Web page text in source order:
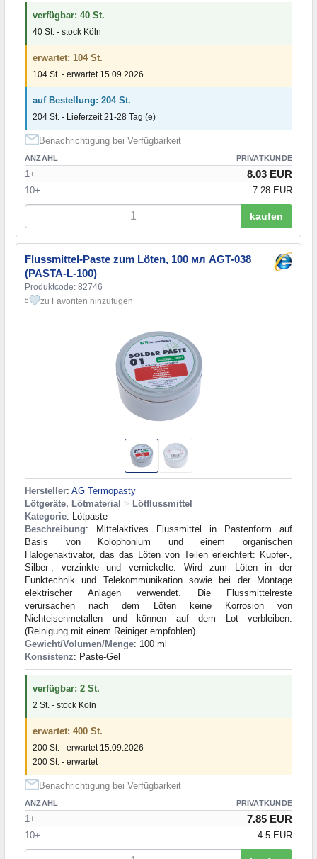
verfügbar: 40 St.
40 St. - stock Köln
erwartet: 104 St.
104 St. - erwartet 15.09.2026
auf Bestellung: 204 St.
204 St. - Lieferzeit 21-28 Tag (e)
Benachrichtigung bei Verfügbarkeit
ANZAHL PRIVATKUNDE
1+ 8.03 EUR
10+ 7.28 EUR
kaufen
Flussmittel-Paste zum Löten, 100 мл AGT-038
(PASTA-L-100)
Produktcode: 82746
5 zu Favoriten hinzufügen
Hersteller: AG Termopasty
Lötgeräte, Lötmaterial > Lötflussmittel
Kategorie: Lötpaste
Beschreibung: Mittelaktives Flussmittel in Pastenform auf
Basis von Kolophonium und einem organischen
Halogenaktivator, das das Löten von Teilen erleichtert: Kupfer-,
Silber-, verzinkte und vernickelte. Wird zum Löten in der
Funktechnik und Telekommunikation sowie bei der Montage
elektrischer Anlagen verwendet. Die Flussmittelreste
verursachen nach dem Löten keine Korrosion von
Nichteisenmetallen und können auf dem Lot verbleiben.
(Reinigung mit einem Reiniger empfohlen).
Gewicht/Volumen/Menge: 100 ml
Konsistenz: Paste-Gel
verfügbar: 2 St.
2 St. - stock Köln
erwartet: 400 St.
200 St. - erwartet 15.09.2026
200 St. - erwartet
Benachrichtigung bei Verfügbarkeit
ANZAHL PRIVATKUNDE
1+ 7.85 EUR
10+ 4.5 EUR